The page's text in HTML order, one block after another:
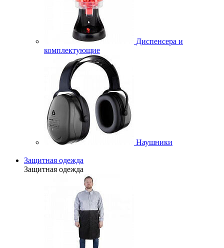
Диспенсера и
комплектующие
Наушники
Защитная одежда
Защитная одежда